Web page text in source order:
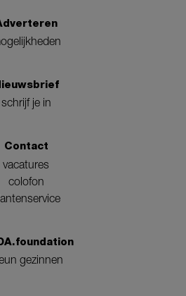
schrijf je in
Contact
vacatures
colofon
gezinnen